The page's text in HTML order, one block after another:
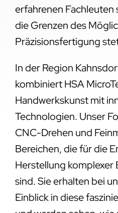
erfahrenen Fachleuten
die Grenzen des
Präzisionsfertigung
In der Region
kombiniert HSA
Handwerkskunst mit
Technologien. Unser
CNC-Drehen und
Bereichen, die für die
Herstellung komplexer
sind. Sie erhalten bei
Einblick in diese